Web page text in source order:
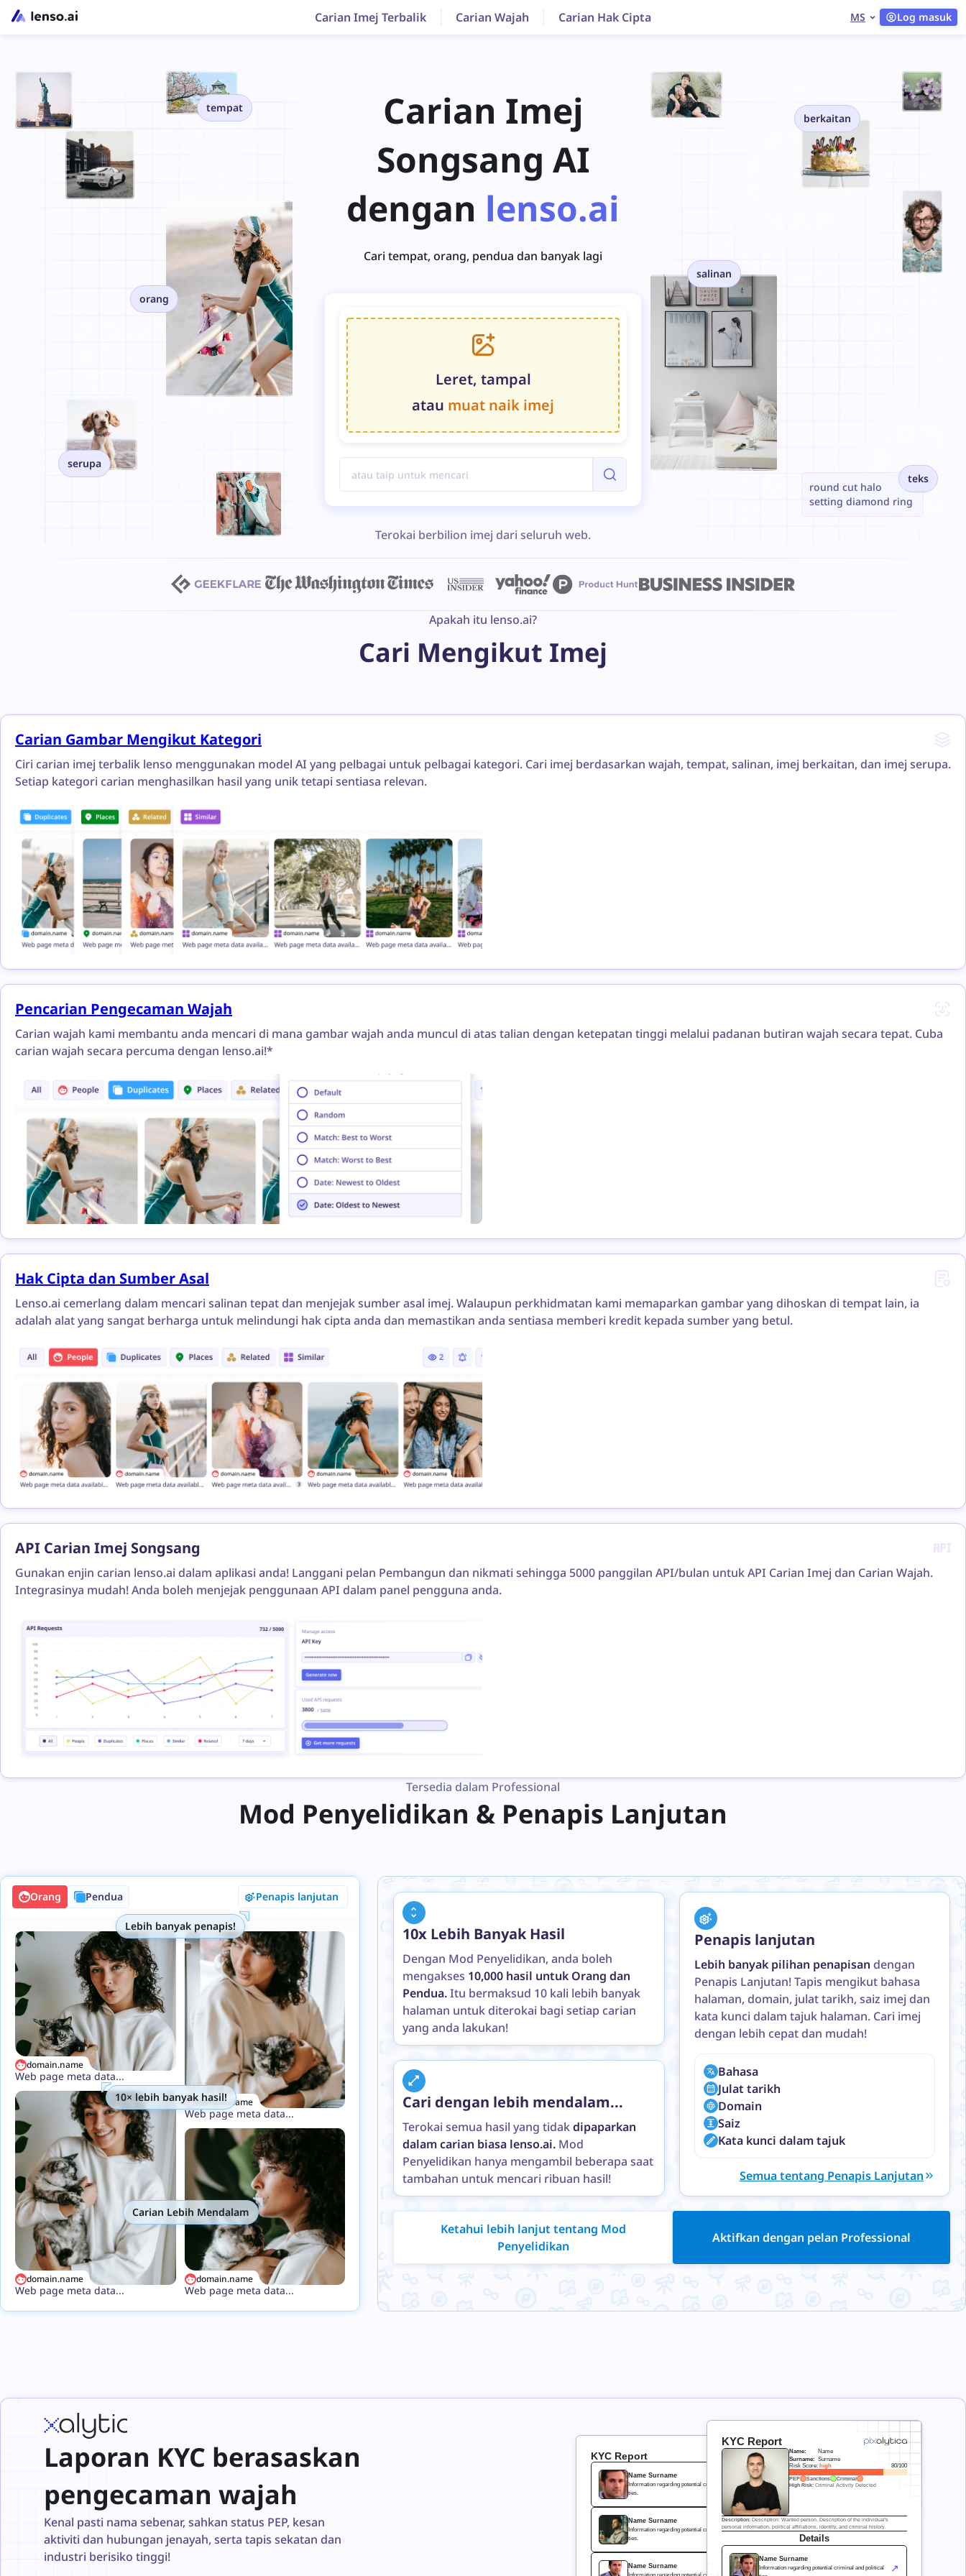
Carian Imej Terbalik Carian Wajah Carian Hak Cipta MS Log masuk
tempat
orang
serupa
Carian Imej
Songsang AI
dengan lenso.ai
Cari tempat, orang, pendua dan banyak lagi
Leret, tampal
atau muat naik imej
Terokai berbilion imej dari seluruh web.
berkaitan
salinan
round cut halo
setting diamond ring
teks
Apakah itu lenso.ai?
Cari Mengikut Imej
Carian Gambar Mengikut Kategori
Ciri carian imej terbalik lenso menggunakan model AI yang pelbagai untuk pelbagai kategori. Cari imej berdasarkan wajah, tempat, salinan, imej berkaitan, dan imej serupa.
Setiap kategori carian menghasilkan hasil yang unik tetapi sentiasa relevan.
Pencarian Pengecaman Wajah
Carian wajah kami membantu anda mencari di mana gambar wajah anda muncul di atas talian dengan ketepatan tinggi melalui padanan butiran wajah secara tepat. Cuba
carian wajah secara percuma dengan lenso.ai!*
Hak Cipta dan Sumber Asal
Lenso.ai cemerlang dalam mencari salinan tepat dan menjejak sumber asal imej. Walaupun perkhidmatan kami memaparkan gambar yang dihoskan di tempat lain, ia
adalah alat yang sangat berharga untuk melindungi hak cipta anda dan memastikan anda sentiasa memberi kredit kepada sumber yang betul.
API Carian Imej Songsang
Gunakan enjin carian lenso.ai dalam aplikasi anda! Langgani pelan Pembangun dan nikmati sehingga 5000 panggilan API/bulan untuk API Carian Imej dan Carian Wajah.
Integrasinya mudah! Anda boleh menjejak penggunaan API dalam panel pengguna anda.
Tersedia dalam Professional
Mod Penyelidikan & Penapis Lanjutan
Orang Pendua Penapis lanjutan
domain.name
Web page meta data...
domain.name
Web page meta data...
domain.name
Web page meta data...
domain.name
Web page meta data...
Lebih banyak penapis!
10× lebih banyak hasil!
Carian Lebih Mendalam
10x Lebih Banyak Hasil
Dengan Mod Penyelidikan, anda boleh
mengakses 10,000 hasil untuk Orang dan
Pendua.Itu bermaksud 10 kali lebih banyak
halaman untuk diterokai bagi setiap carian
yang anda lakukan!
Cari dengan lebih mendalam...
Terokai semua hasil yang tidakdipaparkan
dalam carian biasa lenso.ai. Mod
Penyelidikan hanya mengambil beberapa saat
tambahan untuk mencari ribuan hasil!
Penapis lanjutan
Lebih banyak pilihan penapisan dengan
Penapis Lanjutan! Tapis mengikut bahasa
halaman, domain, julat tarikh, saiz imej dan
kata kunci dalam tajuk halaman. Cari imej
dengan lebih cepat dan mudah!
Bahasa
Julat tarikh
Domain
Saiz
Kata kunci dalam tajuk
Semua tentang Penapis Lanjutan
Ketahui lebih lanjut tentang Mod
Penyelidikan
Aktifkan dengan pelan Professional
Laporan KYC berasaskan
pengecaman wajah
Kenal pasti nama sebenar, sahkan status PEP, kesan
aktiviti dan hubungan jenayah, serta tapis sekatan dan
industri berisiko tinggi!
KYC Report
Name:
Name
Surname: Surname
Risk Score: high 80/100
PEP Sanctions
Criminal
High Risk:Criminal Activity Detected
Description:Description: Wanted person. Description of the individual's
personal information, political affiliations, identity, and criminal history.
Details
Name Surname
Information regarding potential criminal and political
↗
KYC Report
Name Surname
Information regarding potential criminal and political
ties.
↗
Name Surname
Information regarding potential criminal and political
ties.
↗
Name Surname